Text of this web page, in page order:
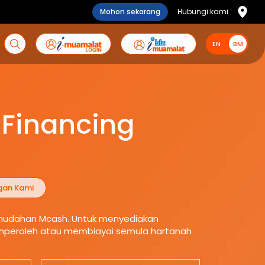
Mohon sekarang Hubungi kami
EN BM
BM
Kami
Mcash. Untuk menyediakan
atau membiayai semula hartanah